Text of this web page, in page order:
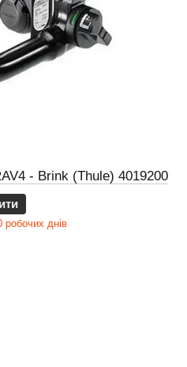
- Brink (Thule) 4019200
робочих днів